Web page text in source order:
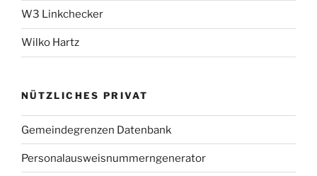
W3 Linkchecker
Wilko Hartz
NÜTZLICHES PRIVAT
Gemeindegrenzen Datenbank
Personalausweisnummerngenerator